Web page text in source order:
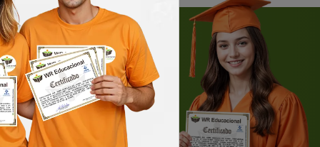
Solicite um WhatsApp